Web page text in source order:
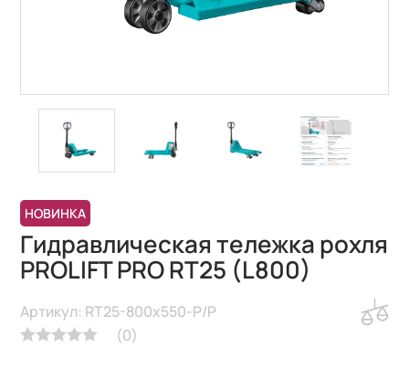
НОВИНКА
Гидравлическая тележка рохля
PROLIFT PRO RT25 (L800)
(0)
Артикул: RT25-800x550-P/P